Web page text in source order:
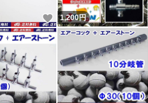
いいね！
1,200円